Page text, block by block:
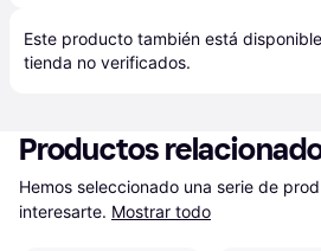
Este producto también está
tienda no verificados.
Productos
Hemos seleccionado una serie de
interesarte. Mostrar todo